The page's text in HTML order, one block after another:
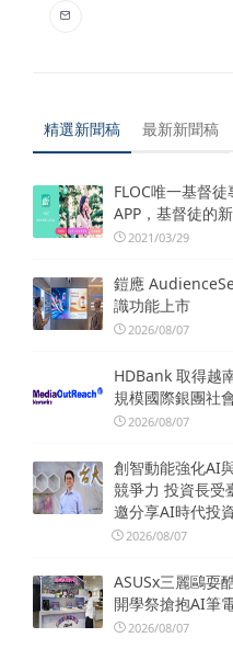
精選新聞稿 最新新聞稿
FLOC唯一基督
APP，基督徒的
2021/03/29
鎧應
識功能上市
2026/08/07
HDBank 取得越
規模國際銀團社
2026/08/07
創智動能強化AI
競爭力 投資長受
邀分享AI時代投
2026/08/07
ASUSx三麗鷗耍
開學祭搶抱AI筆
2026/08/07